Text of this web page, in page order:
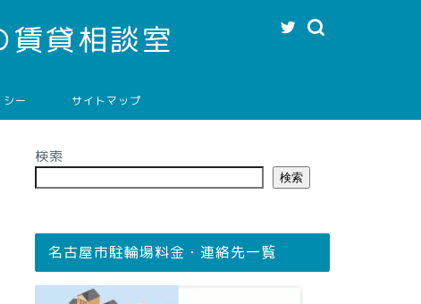
貸相談室
ー サイトマップ
検索
検索
名古屋市駐輪場料金・連絡先一覧